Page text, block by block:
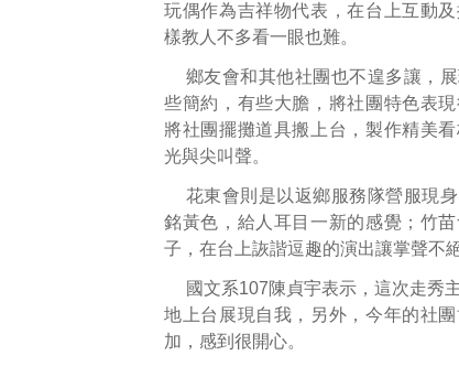
玩偶作為吉祥物代表，在台上互動
樣教人不多看一眼也難。
鄉友會和其他社團也不遑多讓，
些簡約，有些大膽，將社團特色表
將社團擺攤道具搬上台，製作精美
光與尖叫聲。
花東會則是以返鄉服務隊營服現
銘黃色，給人耳目一新的感覺；竹
子，在台上詼諧逗趣的演出讓掌聲不
國文系107陳貞宇表示，這次走秀
地上台展現自我，另外，今年的社
加，感到很開心。